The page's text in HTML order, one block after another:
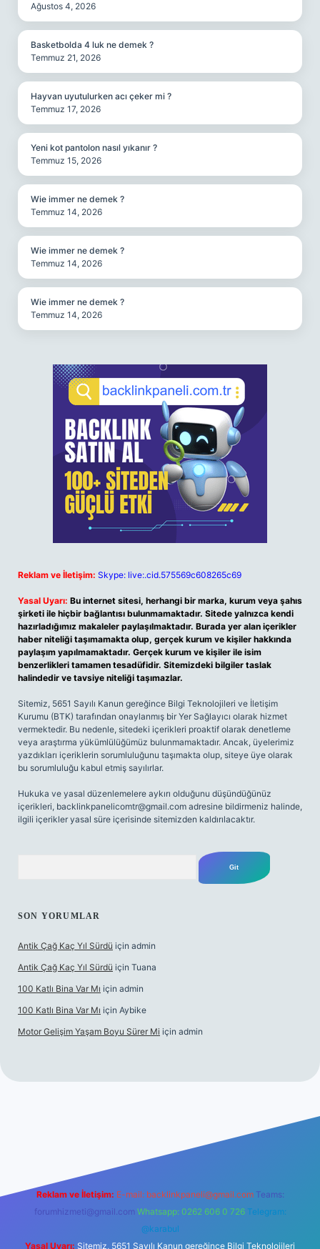
Ağustos 4, 2026
Basketbolda 4 luk ne demek ?
Temmuz 21, 2026
Hayvan uyutulurken acı çeker mi ?
Temmuz 17, 2026
Yeni kot pantolon nasıl yıkanır ?
Temmuz 15, 2026
Wie immer ne demek ?
Temmuz 14, 2026
Wie immer ne demek ?
Temmuz 14, 2026
Wie immer ne demek ?
Temmuz 14, 2026
Reklam ve İletişim: Skype: live:.cid.575569c608265c69
Yasal Uyarı: Bu internet sitesi, herhangi bir marka, kurum veya şahıs
şirketi ile hiçbir bağlantısı bulunmamaktadır. Sitede yalnızca kendi
hazırladığımız makaleler paylaşılmaktadır. Burada yer alan içerikler
haber niteliği taşımamakta olup, gerçek kurum ve kişiler hakkında
paylaşım yapılmamaktadır. Gerçek kurum ve kişiler ile isim
benzerlikleri tamamen tesadüfidir. Sitemizdeki bilgiler taslak
halindedir ve tavsiye niteliği taşımazlar.
Sitemiz, 5651 Sayılı Kanun gereğince Bilgi Teknolojileri ve İletişim
Kurumu (BTK) tarafından onaylanmış bir Yer Sağlayıcı olarak hizmet
vermektedir. Bu nedenle, sitedeki içerikleri proaktif olarak denetleme
veya araştırma yükümlülüğümüz bulunmamaktadır. Ancak, üyelerimiz
yazdıkları içeriklerin sorumluluğunu taşımakta olup, siteye üye olarak
bu sorumluluğu kabul etmiş sayılırlar.
Hukuka ve yasal düzenlemelere aykırı olduğunu düşündüğünüz
içerikleri, backlinkpanelicomtr@gmail.com adresine bildirmeniz halinde,
ilgili içerikler yasal süre içerisinde sitemizden kaldırılacaktır.
SON YORUMLAR
Antik Çağ Kaç Yıl Sürdü için admin
Antik Çağ Kaç Yıl Sürdü için Tuana
100 Katlı Bina Var Mı için admin
100 Katlı Bina Var Mı için Aybike
Motor Gelişim Yaşam Boyu Sürer Mi için admin
Reklam ve İletişim: E-mail: backlinkpaneli@gmail.com Teams:
forumhizmeti@gmail.com Whatsapp: 0262 606 0 726 Telegram:
@karabul
Yasal Uyarı: Sitemiz, 5651 Sayılı Kanun gereğince Bilgi Teknolojileri